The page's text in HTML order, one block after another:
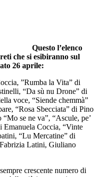
Questo l’elenco
che si esibiranno sul
26 aprile:
”Rumba la Vita” di
“Da sù nu Drone” di
voce, “Siende chemmà”
“Rosa Sbecciata” di Pino
se ne va”, “Ascule, pe’
Emanuela Coccia, “Vinte
“Lu Mercatine” di
Latini, Giuliano
crescente numero di